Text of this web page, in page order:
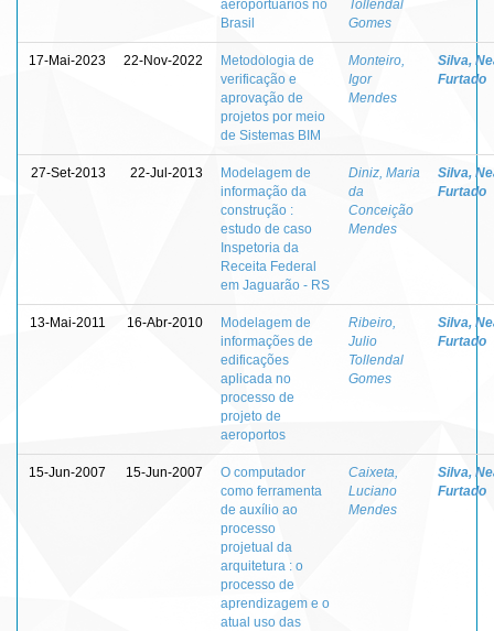
aeroportuários no
Brasil
Tollendal
Gomes
17-Mai-2023 22-Nov-2022
Metodologia de
verificação e
aprovação de
projetos por meio
de Sistemas BIM
Monteiro,
Igor
Mendes
Silva,
Furtado
27-Set-2013 22-Jul-2013
Modelagem de
informação da
construção :
estudo de caso
Inspetoria da
Receita Federal
em Jaguarão - RS
Diniz, Maria
da
Conceição
Mendes
Silva,
Furtado
13-Mai-2011 16-Abr-2010
Modelagem de
informações de
edificações
aplicada no
processo de
projeto de
aeroportos
Ribeiro,
Julio
Tollendal
Gomes
Silva,
Furtado
15-Jun-2007 15-Jun-2007
O computador
como ferramenta
de auxílio ao
processo
projetual da
arquitetura : o
processo de
aprendizagem e o
atual uso das
Caixeta,
Luciano
Mendes
Silva,
Furtado